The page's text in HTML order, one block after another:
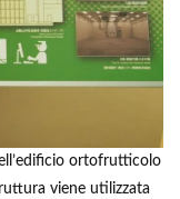
ortofrutticolo
viene utilizzata